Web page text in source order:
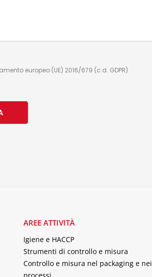
europeo (UE) 2016/679 (c.d. GDPR)
AREE ATTIVITÀ
Igiene e HACCP
Strumenti di controllo e misura
Controllo e misura nel packaging e nei